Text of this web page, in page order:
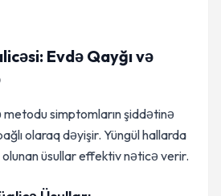
Evdə Qayğı və
simptomların şiddətinə
olaraq dəyişir. Yüngül hallarda
üsullar effektiv nəticə verir.